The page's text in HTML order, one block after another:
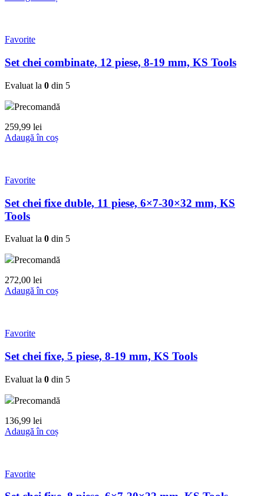
Favorite
Set chei combinate, 12 piese, 8-19 mm, KS Tools
Evaluat la 0 din 5
Precomandă
259,99 lei
Adaugă în coș
Favorite
Set chei fixe duble, 11 piese, 6×7-30×32 mm, KS
Tools
Evaluat la 0 din 5
Precomandă
272,00 lei
Adaugă în coș
Favorite
Set chei fixe, 5 piese, 8-19 mm, KS Tools
Evaluat la 0 din 5
Precomandă
136,99 lei
Adaugă în coș
Favorite